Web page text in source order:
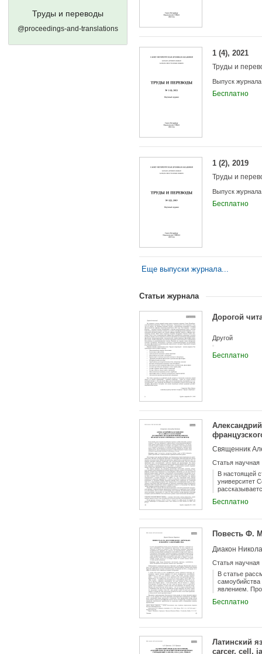
Труды и переводы
@proceedings-and-translations
1 (4), 2021
Труды и
Выпуск журнала
Бесплатно
1 (2), 2019
Труды и
Выпуск журнала
Бесплатно
Еще выпуски журнала...
Статьи журнала
Дорогой
Другой
Бесплатно
Священник
Статья научная
В настоящей
университет
Бесплатно
Повесть Ф.
Диакон
Статья научная
В статье
самоубийства
явлением.
наиболее
и которая
Бесплатно
Латинский
carcer, cell,